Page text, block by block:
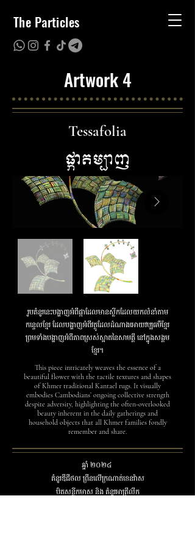
The Particles
Artwork 4
Tessafolia
ផ្កាតម្បាញ
រូបគំនូរនេះបង្ហាញអំពីផ្កាដែលមានស្លឹកដែលយកលំនាំតាម
កន្ទេលខ្មែរ ដែលបង្ហាញអំពីវត្ថុដែលដំណាងអោយវប្បធម៌ខ្មែរ
ព្រមទាំងបង្ហាញអំពីភាពស្រស់ស្អាតនៃសាមគ្គី នៅក្នុងសង្គម
ខ្មែរ។
This piece intricately weaves the essence of a
beautiful flower with the tactile textures and shapes
of Khmer traditional Kantael rugs. It visually
embodies Cambodians’ ongoing collective strength
despite adversity, highlighting the often-overlooked
beauty inherent in the daily gatherings and
household objects that all Khmer families fondly
remember and share.
ឆ្នាំ ២០២៤
គំនូរឌីជីថល ព្រីនលើក្រណាត់ខេនវ៉ាស
បិតសន្លឹកមាស និង គំនូរអាគ្រីលីក